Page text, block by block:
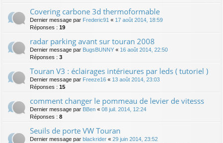
Covering carbone 3d thermoformable
Dernier message par Frederic91 « 17 août 2014, 18:59
Réponses : 19
radar parking avant sur touran 2008
Dernier message par BugsBUNNY « 16 août 2014, 22:50
Réponses : 3
Touran V3 : éclairages intérieures par leds ( tutoriel )
Dernier message par Freeze16 « 13 août 2014, 23:03
Réponses : 15
comment changer le pommeau de levier de vitesss
Dernier message par BBen « 08 juil. 2014, 12:24
Réponses : 8
Seuils de porte VW Touran
Dernier message par blackrider « 29 juin 2014, 23:52